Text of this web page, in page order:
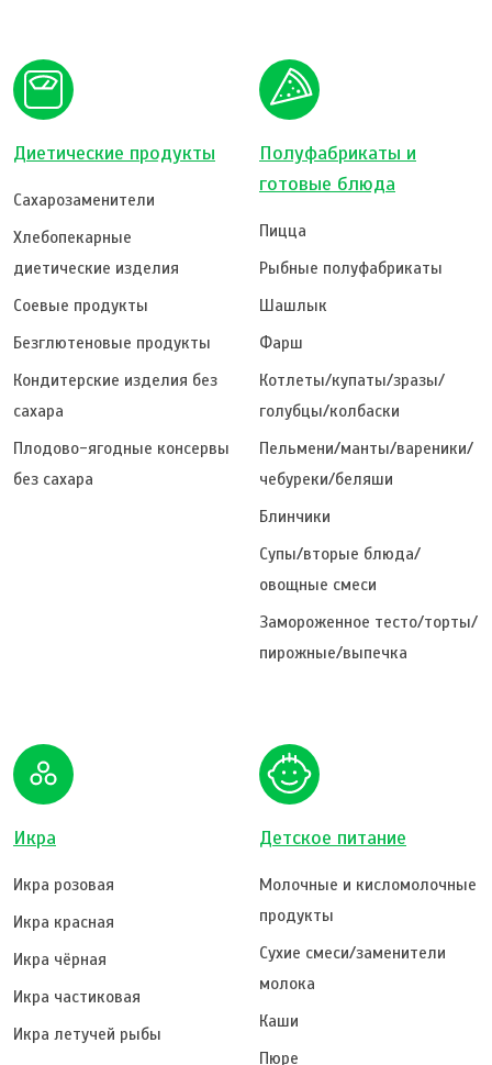
Диетические продукты
Сахарозаменители
Хлебопекарные
диетические изделия
Соевые продукты
Безглютеновые продукты
Кондитерские изделия без
сахара
Плодово-ягодные консервы
без сахара
Полуфабрикаты и
готовые блюда
Пицца
Рыбные полуфабрикаты
Шашлык
Фарш
Котлеты/купаты/зразы/
голубцы/колбаски
Пельмени/манты/вареники/
чебуреки/беляши
Блинчики
Супы/вторые блюда/
овощные смеси
Замороженное тесто/торты/
пирожные/выпечка
Икра
Икра розовая
Икра красная
Икра чёрная
Икра частиковая
Икра летучей рыбы
Детское питание
Молочные и кисломолочные
продукты
Сухие смеси/заменители
молока
Каши
Пюре